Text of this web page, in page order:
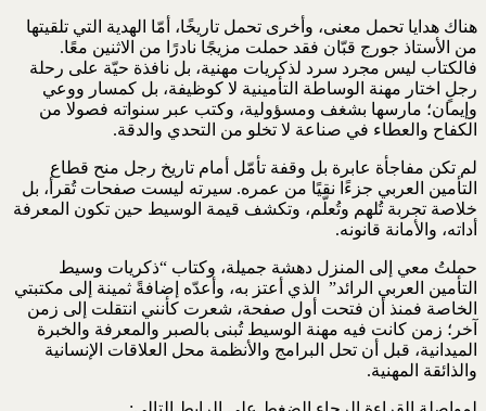
هناك هدايا تحمل معنى، وأخرى تحمل تاريخًا، أمّا الهدية التي تلقيتها
من ‏الأستاذ جورج قبّان فقد حملت مزيجًا نادرًا من الاثنين معًا.
فالكتاب ليس ‏مجرد سرد لذكريات مهنية، بل نافذة حيّة على رحلة
رجلٍ اختار مهنة ‏الوساطة التأمينية لا كوظيفة، بل كمسار ووعي
وإيمان؛ مارسها بشغف ‏ومسؤولية، وكتب عبر سنواته فصولا من
الكفاح والعطاء في صناعة لا تخلو ‏من التحدي والدقة.‏
لم تكن مفاجأة عابرة بل وقفة تأمّل أمام تاريخ رجل منح قطاع
التأمين العربي ‏جزءًا نقيًا من عمره. سيرته ليست صفحات تُقرأ، بل
خلاصة تجربة تُلهم ‏وتُعلّم، وتكشف قيمة الوسيط حين تكون المعرفة
أداته، والأمانة قانونه.‏
حملتُ معي إلى المنزل دهشة جميلة، وكتاب “ذكريات وسيط
التأمين العربي ‏الرائد”‏ ‏ الذي أعتز به، وأعدّه إضافةً ثمينة إلى مكتبتي
الخاصة فمنذ أن فتحت ‏أول صفحة، شعرت كأنني انتقلت إلى زمن
آخر؛ زمن كانت فيه مهنة الوسيط ‏تُبنى بالصبر والمعرفة والخبرة
الميدانية، قبل أن تحل البرامج والأنظمة محل ‏العلاقات الإنسانية
والذائقة المهنية.‏